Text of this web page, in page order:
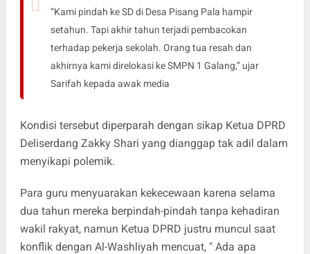
“Kami pindah ke SD di Desa Pisang Pala hampir
setahun. Tapi akhir tahun terjadi pembacokan
terhadap pekerja sekolah. Orang tua resah dan
akhirnya kami direlokasi ke SMPN 1 Galang,” ujar
Sarifah kepada awak media
Kondisi tersebut diperparah dengan sikap Ketua DPRD
Deliserdang Zakky Shari yang dianggap tak adil dalam
menyikapi polemik.
Para guru menyuarakan kekecewaan karena selama
dua tahun mereka berpindah-pindah tanpa kehadiran
wakil rakyat, namun Ketua DPRD justru muncul saat
konflik dengan Al-Washliyah mencuat, " Ada apa